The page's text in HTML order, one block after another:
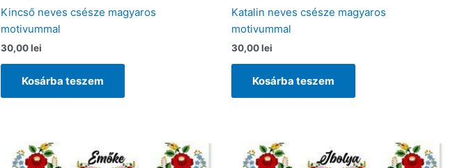
Kincső neves csésze magyaros
motivummal
30,00lei
Kosárba teszem
Katalin neves csésze magyaros
motivummal
30,00lei
Kosárba teszem